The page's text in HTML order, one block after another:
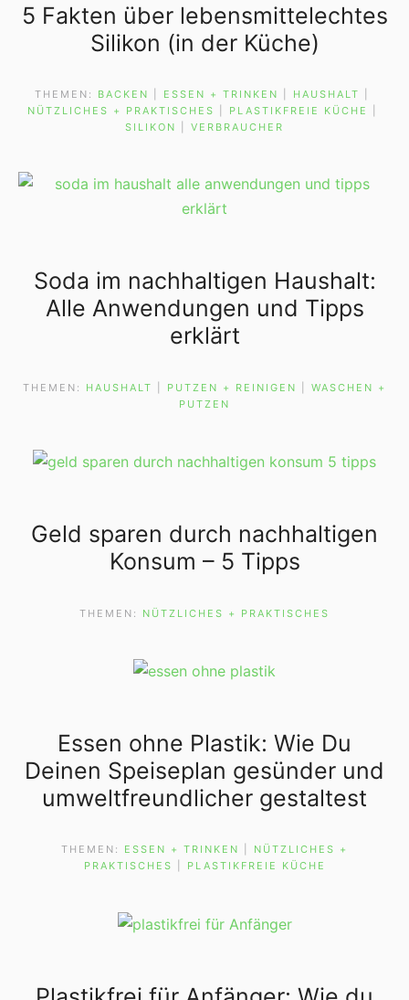
5 Fakten über lebensmittelechtes
Silikon (in der Küche)
THEMEN: BACKEN ESSEN + TRINKEN HAUSHALT
NÜTZLICHES + PRAKTISCHES
PLASTIKFREIE KÜCHE
SILIKON
VERBRAUCHER
Soda im nachhaltigen Haushalt:
Alle Anwendungen und Tipps
erklärt
THEMEN: HAUSHALT PUTZEN + REINIGEN
WASCHEN +
PUTZEN
Geld sparen durch nachhaltigen
Konsum – 5 Tipps
THEMEN: NÜTZLICHES + PRAKTISCHES
Essen ohne Plastik: Wie Du
Deinen Speiseplan gesünder und
umweltfreundlicher gestaltest
THEMEN: ESSEN + TRINKEN
NÜTZLICHES +
PRAKTISCHES
PLASTIKFREIE KÜCHE